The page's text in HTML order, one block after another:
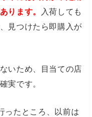
ります。
入荷しても
見つけたら即購入が
いため、目当ての店
実です。
たところ、以前は